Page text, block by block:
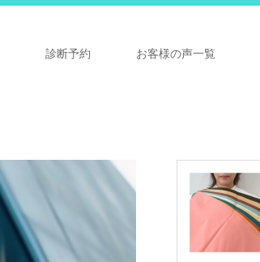
診断予約 お客様の声一覧